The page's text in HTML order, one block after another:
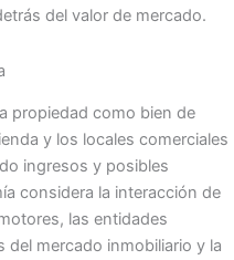
del valor de mercado.
propiedad como bien de
y los locales comerciales
ingresos y posibles
considera la interacción de
las entidades
mercado inmobiliario y la